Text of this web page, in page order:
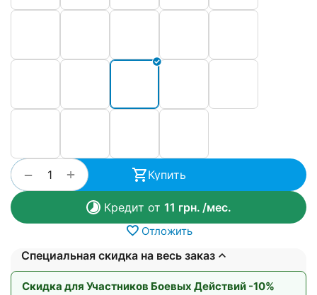
+
− Купить
Кредит от 11 грн. /мес.
Отложить
Специальная скидка на весь заказ
Скидка для Участников Боевых Действий -10%